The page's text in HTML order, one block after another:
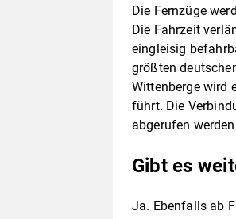
Die Fernzüge
Die Fahrzeit
eingleisig
größten
Wittenberge wird
führt. Die
abgerufen
Gibt es
Ja. Ebenfalls ab